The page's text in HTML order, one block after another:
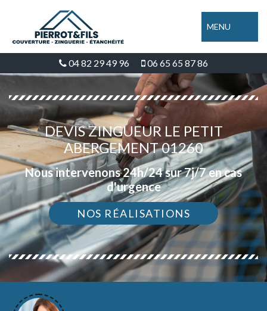
MENU
04 82 29 49 96 06 65 65 87 86
DEVIS ZINGUEUR LE PETIT
ABERGEMENT 01260
Nous intervenons 24h/24 sur 7j/7 en cas
d'urgence
NOS RÉALISATIONS